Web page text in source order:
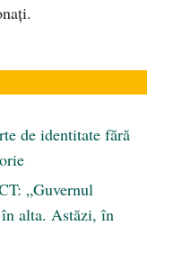
de identitate fără
„Guvernul
alta. Astăzi, în